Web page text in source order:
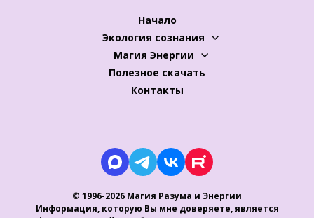
Начало
Экология сознания
Магия Энергии
Полезное скачать
Контакты
© 1996-2026 Магия Разума и Энергии
Информация, которую Вы мне доверяете, является